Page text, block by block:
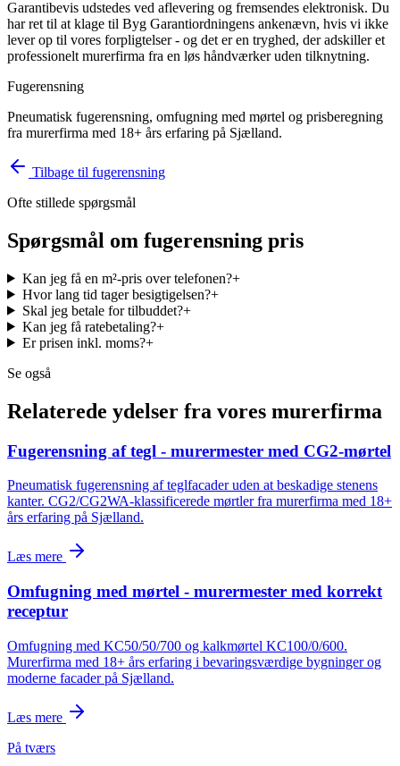
Garantibevis udstedes ved aflevering og fremsendes elektronisk. Du
har ret til at klage til Byg Garantiordningens ankenævn, hvis vi ikke
lever op til vores forpligtelser - og det er en tryghed, der adskiller et
professionelt murerfirma fra en løs håndværker uden tilknytning.
Fugerensning
Pneumatisk fugerensning, omfugning med mørtel og prisberegning
fra murerfirma med 18+ års erfaring på Sjælland.
Tilbage til fugerensning
Ofte stillede spørgsmål
Spørgsmål om fugerensning pris
Kan jeg få en m²-pris over telefonen?+
Hvor lang tid tager besigtigelsen?+
Skal jeg betale for tilbuddet?+
Kan jeg få ratebetaling?+
Er prisen inkl. moms?+
Se også
Relaterede ydelser fra vores murerfirma
Fugerensning af tegl - murermester med CG2-mørtel
Pneumatisk fugerensning af teglfacader uden at beskadige stenens
kanter. CG2/CG2WA-klassificerede mørtler fra murerfirma med 18+
års erfaring på Sjælland.
Læs mere
Omfugning med mørtel - murermester med korrekt
receptur
Omfugning med KC50/50/700 og kalkmørtel KC100/0/600.
Murerfirma med 18+ års erfaring i bevaringsværdige bygninger og
moderne facader på Sjælland.
Læs mere
På tværs